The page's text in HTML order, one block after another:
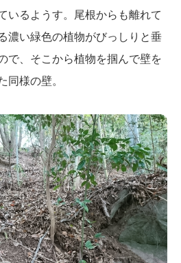
いるようす。尾根からも離れて
濃い緑色の植物がびっしりと垂
で、そこから植物を掴んで壁を
同様の壁。